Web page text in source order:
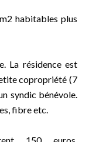
habitables plus
La résidence est
copropriété (7
syndic bénévole.
fibre etc.